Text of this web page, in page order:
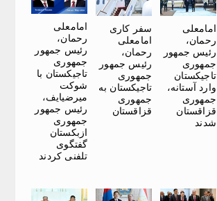
امامعلی
رحمان،
رئیس جمهور
جمهوری
تاجیکستان
وارد آستانه،
جمهوری
قزاقستان
شدند
سفر کاری
امامعلی
رحمان،
رئیس جمهور
جمهوری
تاجیکستان به
جمهوری
قزاقستان
امامعلی
رحمان،
رئیس جمهور
جمهوری
تاجیکستان با
شوکت
میرضیایف،
رئیس جمهور
جمهوری
ازبکستان
گفتگوی
تلفنی کردند